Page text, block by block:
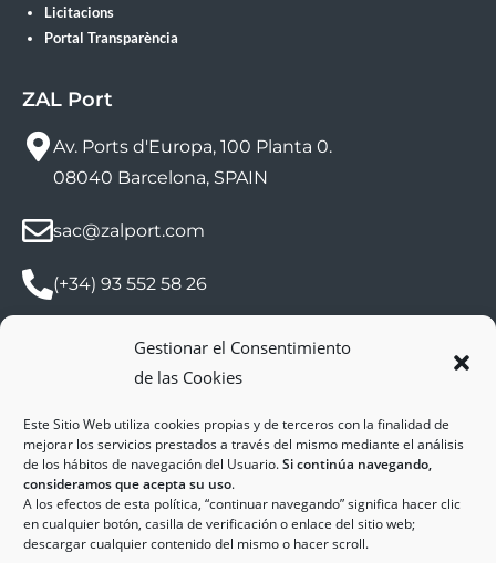
Gestionar el Consentimiento
de las Cookies
Este Sitio Web utiliza cookies propias y de terceros con la finalidad de
mejorar los servicios prestados a través del mismo mediante el análisis
de los hábitos de navegación del Usuario.Si continúa navegando,
consideramos que acepta su uso.
A los efectos de esta política, “continuar navegando” significa hacer clic
en cualquier botón, casilla de verificación o enlace del sitio web;
descargar cualquier contenido del mismo o hacer scroll.
Licitacions
Portal Transparència
ZAL Port
Av. Ports d'Europa, 100 Planta 0.
08040 Barcelona, SPAIN
sac@zalport.com
(+34) 93 552 58 26
Copyright © 2025ZAL Port
Accessibilitat